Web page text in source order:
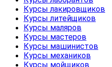
Курсы лакировщиков
Курсы литейщиков
Курсы маляров
Курсы мастеров
Курсы машинистов
Курсы механиков
Курсы мойщиков